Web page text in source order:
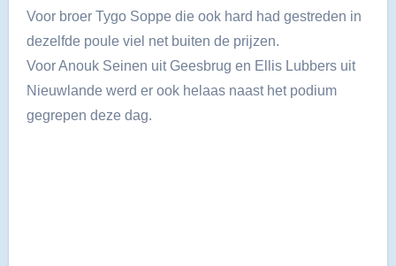
Voor broer Tygo Soppe die ook hard had gestreden in
dezelfde poule viel net buiten de prijzen.
Voor Anouk Seinen uit Geesbrug en Ellis Lubbers uit
Nieuwlande werd er ook helaas naast het podium
gegrepen deze dag.